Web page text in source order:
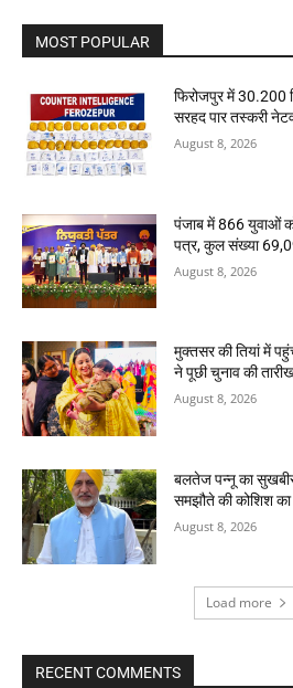
MOST POPULAR
फिरोजपुर में 30.200
सरहद पार तस्करी
August 8, 2026
पंजाब में 866 युवाओं
पत्र, कुल संख्या
August 8, 2026
मुक्तसर की तियां में
ने पूछी चुनाव की
August 8, 2026
बलतेज पन्नू का
समझौते की कोशिश का
August 8, 2026
Load more
RECENT COMMENTS